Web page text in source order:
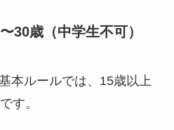
30歳（中学生不可）
本ルールでは、15歳以上
す。